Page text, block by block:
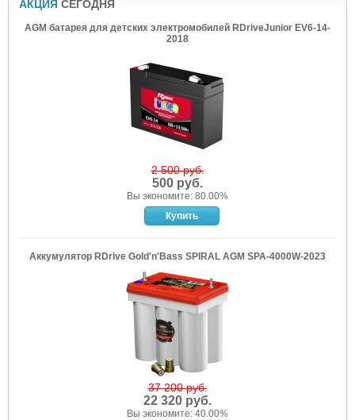
АКЦИЯ СЕГОДНЯ
AGM батарея для детских электромобилей RDriveJunior EV6-14-
2018
2 500 руб.
500 руб.
Вы экономите: 80.00%
Аккумулятор RDrive Gold'n'Bass SPIRAL AGM SPA-4000W-2023
37 200 руб.
22 320 руб.
Вы экономите: 40.00%